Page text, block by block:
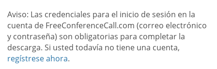
Aviso: Las credenciales para el inicio de sesión en la
cuenta de FreeConferenceCall.com (correo electrónico
y contraseña) son obligatorias para completar la
descarga. Si usted todavía no tiene una cuenta,
regístrese ahora.